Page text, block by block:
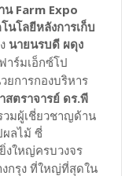
น Farm Expo
นโลยีหลังการเก็บ
นายนรบดี ผดุง
ร์มเอ็กซ์โป
ยการกองบริหาร
สตราจารย์ ดร.พี
มผู้เชี่ยวชาญด้าน
ผลไม้ ซี่
งใหญ่ครบวงจร
กรุง ที่ใหญ่ที่สุดใน